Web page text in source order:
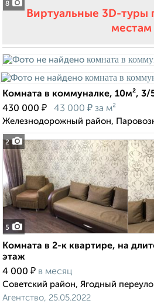
8
Виртуальные 3D-
местам
2
Комната в коммуналке, 10м², 3/
430 000 ₽ 43 000 ₽ за м²
Железнодорожный район,
5
Комната в 2-к квартире, на
этаж
4 000 ₽ в месяц
Советский район, Ягодный
Агентство, 25.05.2022